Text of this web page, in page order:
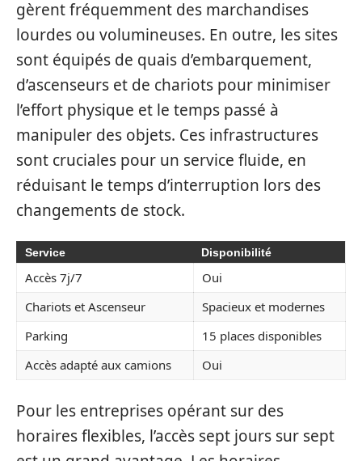
gèrent fréquemment des marchandises
lourdes ou volumineuses. En outre, les sites
sont équipés de quais d’embarquement,
d’ascenseurs et de chariots pour minimiser
l’effort physique et le temps passé à
manipuler des objets. Ces infrastructures
sont cruciales pour un service fluide, en
réduisant le temps d’interruption lors des
changements de stock.
Service Disponibilité
Accès 7j/7
Oui
Chariots et Ascenseur
Spacieux et modernes
Parking
15 places disponibles
Accès adapté aux camions
Oui
Pour les entreprises opérant sur des
horaires flexibles, l’accès sept jours sur sept